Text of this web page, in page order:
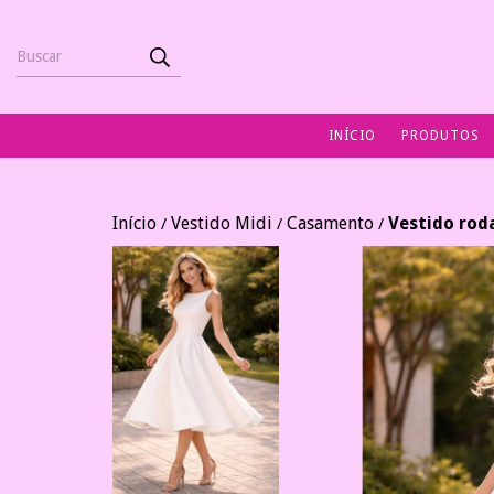
INÍCIO PRODUTOS
Início / Vestido Midi / Casamento / Vestido